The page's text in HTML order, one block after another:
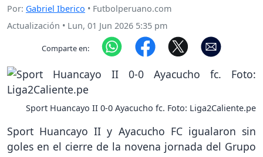
Por: Gabriel Iberico • Futbolperuano.com
Actualización • Lun, 01 Jun 2026 5:35 pm
Comparte en:
Sport Huancayo II 0-0 Ayacucho fc. Foto: Liga2Caliente.pe
Sport Huancayo II y Ayacucho FC igualaron sin
goles en el cierre de la novena jornada del Grupo